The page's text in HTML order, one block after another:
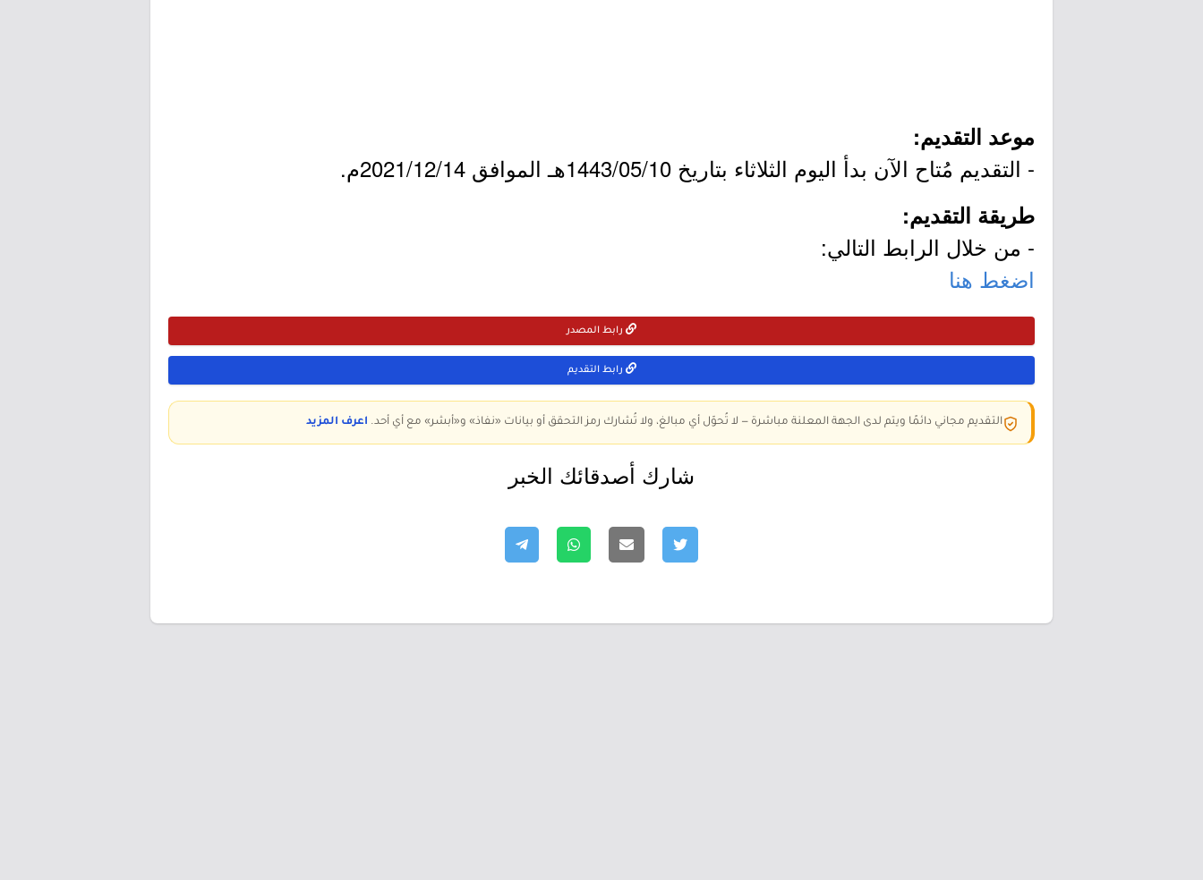
موعد التقديم:
- التقديم مُتاح الآن بدأ اليوم الثلاثاء بتاريخ 1443/05/10هـ الموافق 2021/12/14م.
طريقة التقديم:
- من خلال الرابط التالي:
اضغط هنا
رابط المصدر
رابط التقديم
التقديم مجاني دائمًا ويتم لدى الجهة المعلنة مباشرة — لا تُحوّل أي مبالغ، ولا تُشارك رمز التحقق أو بيانات «نفاذ» و«أبشر» مع أي أحد. اعرف المزيد
شارك أصدقائك الخبر